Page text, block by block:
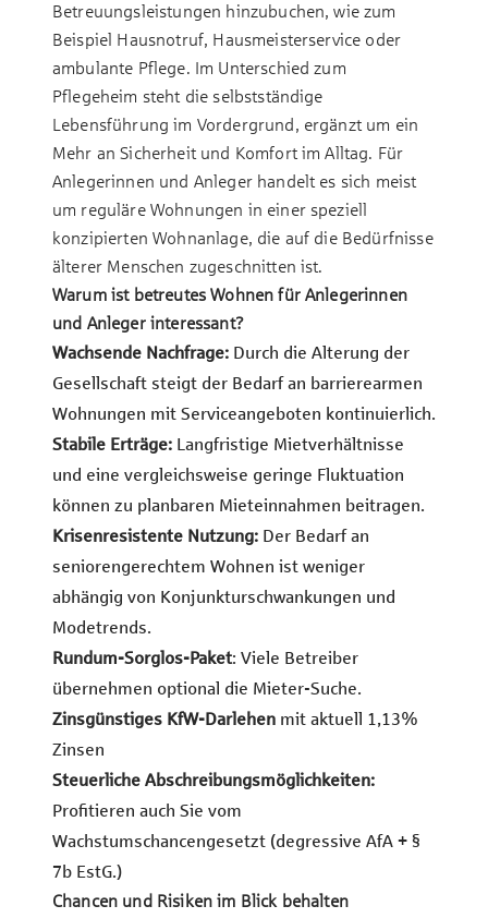
Betreuungsleistungen hinzubuchen, wie zum
Beispiel Hausnotruf, Hausmeisterservice oder
ambulante Pflege. Im Unterschied zum
Pflegeheim steht die selbstständige
Lebensführung im Vordergrund, ergänzt um ein
Mehr an Sicherheit und Komfort im Alltag. Für
Anlegerinnen und Anleger handelt es sich meist
um reguläre Wohnungen in einer speziell
konzipierten Wohnanlage, die auf die Bedürfnisse
älterer Menschen zugeschnitten ist.
Warum ist betreutes Wohnen für Anlegerinnen
und Anleger interessant?
Wachsende Nachfrage: Durch die Alterung der
Gesellschaft steigt der Bedarf an barrierearmen
Wohnungen mit Serviceangeboten kontinuierlich.
Stabile Erträge: Langfristige Mietverhältnisse
und eine vergleichsweise geringe Fluktuation
können zu planbaren Mieteinnahmen beitragen.
Krisenresistente Nutzung: Der Bedarf an
seniorengerechtem Wohnen ist weniger
abhängig von Konjunkturschwankungen und
Modetrends.
Rundum-Sorglos-Paket: Viele Betreiber
übernehmen optional die Mieter-Suche.
Zinsgünstiges KfW-Darlehen mit aktuell 1,13%
Zinsen
Steuerliche Abschreibungsmöglichkeiten:
Profitieren auch Sie vom
Wachstumschancengesetzt (degressive AfA + §
7b EstG.)
Chancen und Risiken im Blick behalten